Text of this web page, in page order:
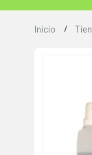
Inicio